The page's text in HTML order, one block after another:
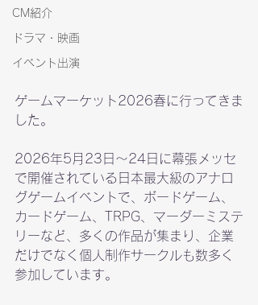
CM紹介
ドラマ・映画
イベント出演
ゲームマーケット2026春に行ってきま
した。
2026年5月23日〜24日に幕張メッセ
で開催されている日本最大級のアナロ
グゲームイベントで、ボードゲーム、
カードゲーム、TRPG、マーダーミステ
リーなど、多くの作品が集まり、企業
だけでなく個人制作サークルも数多く
参加しています。